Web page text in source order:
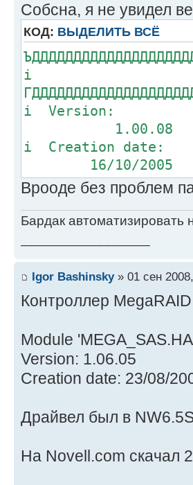
Собсна, я не увидел
КОД: ВЫДЕЛИТЬ ВСЁ
і Module
і
1.00.08
і
16/10/2005
Врооде без проблем
Бардак автоматизировать
Igor Bashinsky» 01 сен
Контроллер
Module
Version: 1.06.05
Creation date: 23/08/
Драйвел был в
На Novell.com скачал